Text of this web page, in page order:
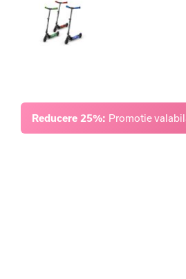
Reducere 25%: Promotie